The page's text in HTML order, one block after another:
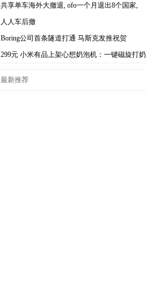
共享单车海外大撤退, ofo一个月退出8个国家,
人人车后撤
Boring公司首条隧道打通 马斯克发推祝贺
299元 小米有品上架心想奶泡机：一键磁旋打奶
最新推荐